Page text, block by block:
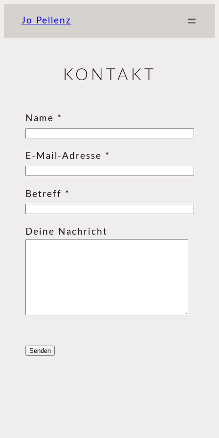
Inhalt
springen
Jo Pellenz
KONTAKT
Name *
E-Mail-Adresse *
Betreff *
Deine Nachricht